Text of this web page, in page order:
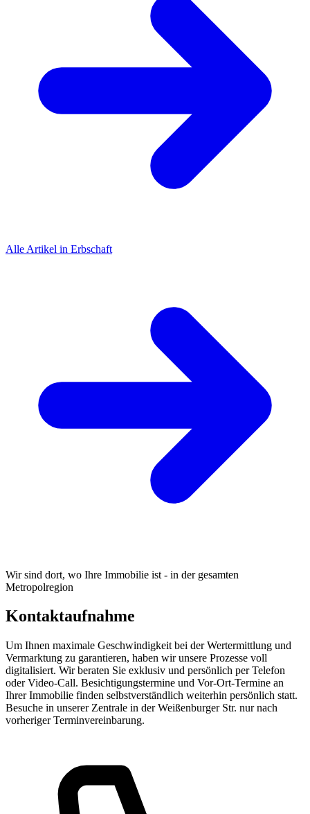
Alle Artikel in Erbschaft
Wir sind dort, wo Ihre Immobilie ist - in der gesamten
Metropolregion
Kontaktaufnahme
Um Ihnen maximale Geschwindigkeit bei der Wertermittlung und
Vermarktung zu garantieren, haben wir unsere Prozesse voll
digitalisiert. Wir beraten Sie exklusiv und persönlich per Telefon
oder Video-Call. Besichtigungstermine und Vor-Ort-Termine an
Ihrer Immobilie finden selbstverständlich weiterhin persönlich statt.
Besuche in unserer Zentrale in der Weißenburger Str. nur nach
vorheriger Terminvereinbarung.